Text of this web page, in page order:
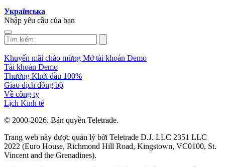
Українська
Nhập yêu cầu của bạn
Khuyến mãi chào mừng Mở tài khoản Demo
Tài khoản Demo
Thưởng Khởi đầu 100%
Giao dịch đồng bộ
Về công ty
Lịch Kinh tế
© 2000-2026. Bản quyền Teletrade.
Trang web này được quản lý bởi Teletrade D.J. LLC 2351 LLC
2022 (Euro House, Richmond Hill Road, Kingstown, VC0100, St.
Vincent and the Grenadines).